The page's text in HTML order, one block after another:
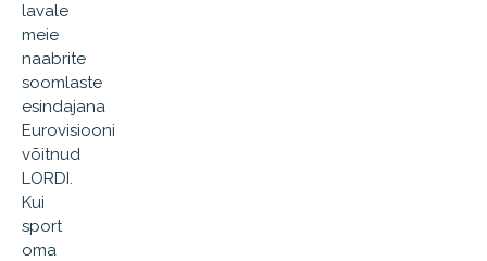
lavale
meie
naabrite
soomlaste
esindajana
Eurovisiooni
võitnud
LORDI.
Kui
sport
oma